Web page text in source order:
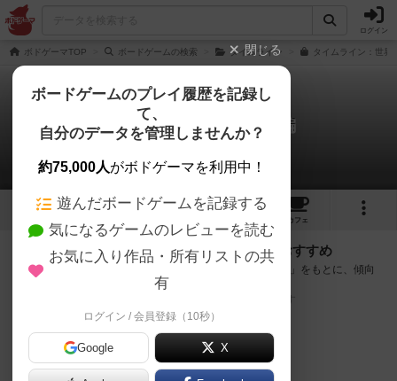
ログイン
ボドゲーマTOP ボードゲームの検索 タイムライン タイムライン：世界
タイムライン：世界史編
次のおすすめボードゲーム
2 3
カフェ
『タイムライン：世界史編』が好きな方へのおすすめ
このゲームのトップページで投票された「プレイ感の評価」をもとに、傾向
が近いボードゲームをランキング形式で紹介します。
閉じる
ボードゲームのプレイ履歴を記録し
て、
自分のデータを管理しませんか？
約75,000人がボドゲーマを利用中！
遊んだボードゲームを記録する
気になるゲームのレビューを読む
お気に入り作品・所有リストの共
有
ログイン / 会員登録（10秒）
Google X